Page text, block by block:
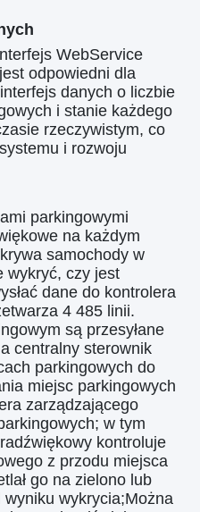
WebService
odpowiedni dla
danych o liczbie
i stanie każdego
rzeczywistym, co
i rozwoju
parkingowymi
na każdym
samochody w
wykryć, czy jest
dane do kontrolera
4 485 linii.
są przesyłane
centralny sterownik
parkingowych do
miejsc parkingowych
zarządzającego
w tym
kontroluje
z przodu miejsca
go na zielono lub
wykrycia;Można